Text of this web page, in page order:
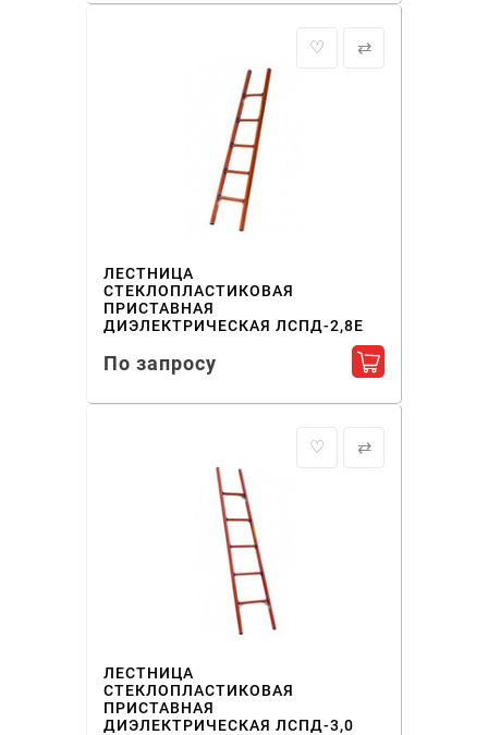
♡ ⇄
ЛЕСТНИЦА
СТЕКЛОПЛАСТИКОВАЯ
ПРИСТАВНАЯ
ДИЭЛЕКТРИЧЕСКАЯ ЛСПД-2,8Е
По запросу Добавить в
♡ ⇄
ЛЕСТНИЦА
СТЕКЛОПЛАСТИКОВАЯ
ПРИСТАВНАЯ
ДИЭЛЕКТРИЧЕСКАЯ ЛСПД-3,0